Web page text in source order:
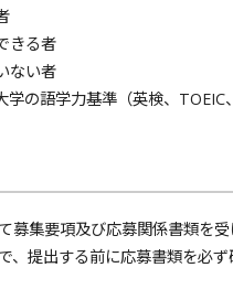
きる者
ない者
の語学力基準（英検、TOEIC
募集要項及び応募関係書類を
、提出する前に応募書類を必ず